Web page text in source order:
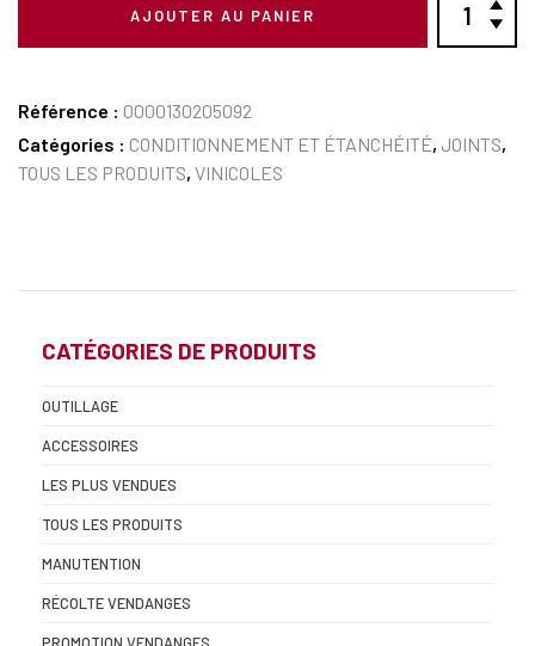
AJOUTER AU PANIER
Référence : 0000130205092
Catégories : CONDITIONNEMENT ET ÉTANCHÉITÉ, JOINTS,
TOUS LES PRODUITS, VINICOLES
CATÉGORIES DE PRODUITS
OUTILLAGE
ACCESSOIRES
LES PLUS VENDUES
TOUS LES PRODUITS
MANUTENTION
RÉCOLTE VENDANGES